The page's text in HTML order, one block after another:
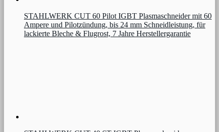
STAHLWERK CUT 60 Pilot IGBT Plasmaschneider mit 60
Ampere und Pilotzündung, bis 24 mm Schneidleistung, für
lackierte Bleche & Flugrost, 7 Jahre Herstellergarantie